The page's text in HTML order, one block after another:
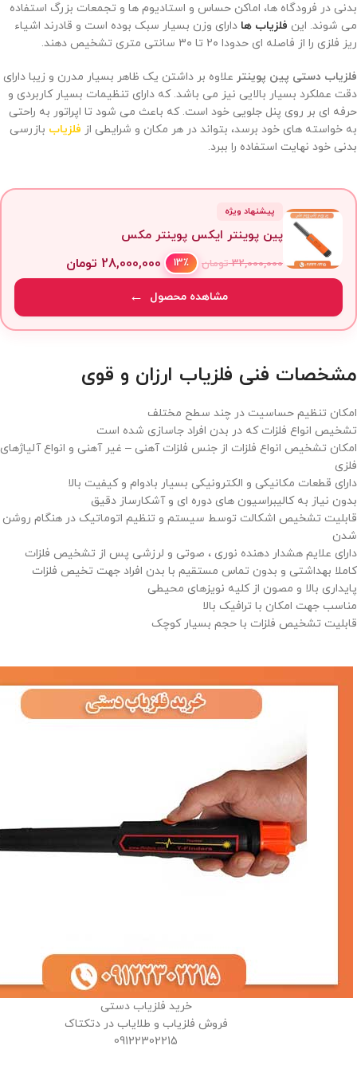
بدنی در فرودگاه ها، اماکن حساس و استادیوم ها و تجمعات بزرگ استفاده
می شوند. این فلزیاب ها دارای وزن بسیار سبک بوده است و قادرند اشیاء
ریز فلزی را از فاصله ای حدودا ۲۰ تا ۳۰ سانتی متری تشخیص دهند.
فلزیاب دستی پین پوینتر علاوه بر داشتن یک ظاهر بسیار مدرن و زیبا دارای
دقت عملکرد بسیار بالایی نیز می باشد. که دارای تنظیمات بسیار کاربردی و
حرفه ای بر روی پنل جلویی خود است. که باعث می شود تا اپراتور به راحتی
به خواسته های خود برسد، بتواند در هر مکان و شرایطی از فلزیاب بازرسی
بدنی خود نهایت استفاده را ببرد.
پیشنهاد ویژه
پین پوینتر ایکس پوینتر مکس
32,000,000 تومان 13٪ 28,000,000 تومان
مشاهده محصول
مشخصات فنی فلزیاب ارزان و قوی
امکان تنظیم حساسیت در چند سطح مختلف
تشخیص انواع فلزات که در بدن افراد جاسازی شده است
امکان تشخیص انواع فلزات از جنس فلزات آهنی – غیر آهنی و انواع آلیاژهای
فلزی
دارای قطعات مکانیکی و الکترونیکی بسیار بادوام و کیفیت بالا
بدون نیاز به کالیبراسیون های دوره ای و آشکارساز دقیق
قابلیت تشخیص اشکالت توسط سیستم و تنظیم اتوماتیک در هنگام روشن
شدن
دارای علایم هشدار دهنده نوری ، صوتی و لرزشی پس از تشخیص فلزات
کاملا بهداشتی و بدون تماس مستقیم با بدن افراد جهت تخیص فلزات
پایداری بالا و مصون از کلیه نویزهای محیطی
مناسب جهت امکان با ترافیک بالا
قابلیت تشخیص فلزات با حجم بسیار کوچک
خرید فلزیاب دستی
فروش فلزیاب و طلایاب در دتکتاک
09122302215